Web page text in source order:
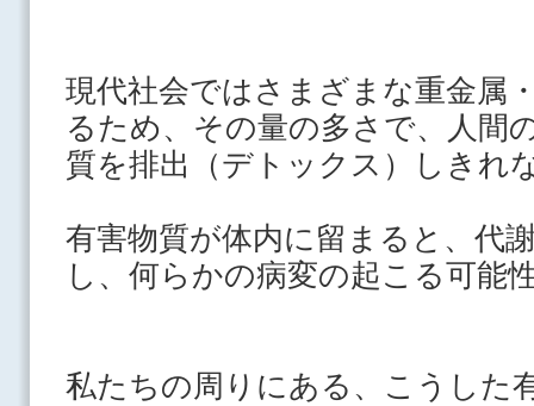
現代社会ではさまざまな重金属
るため、その量の多さで、人間
質を排出（デトックス）しき れ
有害物質が体内に留まると、代
し、 何らかの病変の起こる可能
私たちの周りにある、こうした